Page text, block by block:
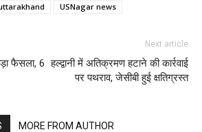
USNagar news
फैसला, 6
Next article
हल्द्वानी में अतिक्रमण हटाने की कार्रवाई
पर पथराव, जेसीबी हुई क्षतिग्रस्त
MORE FROM AUTHOR